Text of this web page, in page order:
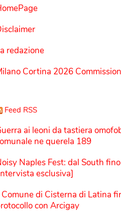
redazione
Cortina 2026
Feed RSS
ai leoni da tastiera
ne querela 189
Naples Fest: dal South
esclusiva]
Comune di Cisterna di Latina
con Arcigay